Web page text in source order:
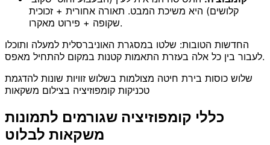
קלושים) היא משיכת המבט. תאורה אחורית + זכוכית
שקופה + פירוט מאקרו.
החדשות הטובות: שלטו במסגרת האוניברסלית למעלה ותוכלו
לעבור בין כל אלה בעזרת התאמות קטנות במקום להתחיל מאפס.
שלוש כוסות בירת חיטה מצולמות בשלוש זוויות שונות להדגמת
טכניקות קומפוזיציה בצילום משקאות
כללי קומפוזיציה שגורמים לתמונות
משקאות לבלוט